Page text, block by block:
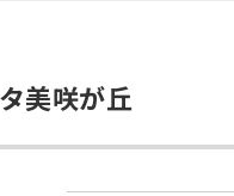
美咲が丘